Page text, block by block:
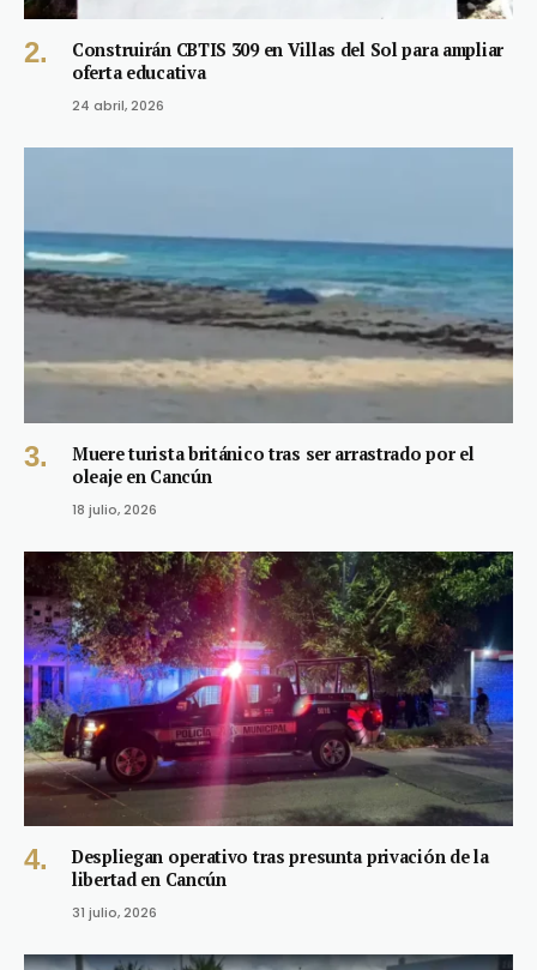
Construirán CBTIS 309 en Villas del Sol para ampliar
oferta educativa
24 abril, 2026
Muere turista británico tras ser arrastrado por el
oleaje en Cancún
18 julio, 2026
Despliegan operativo tras presunta privación de la
libertad en Cancún
31 julio, 2026